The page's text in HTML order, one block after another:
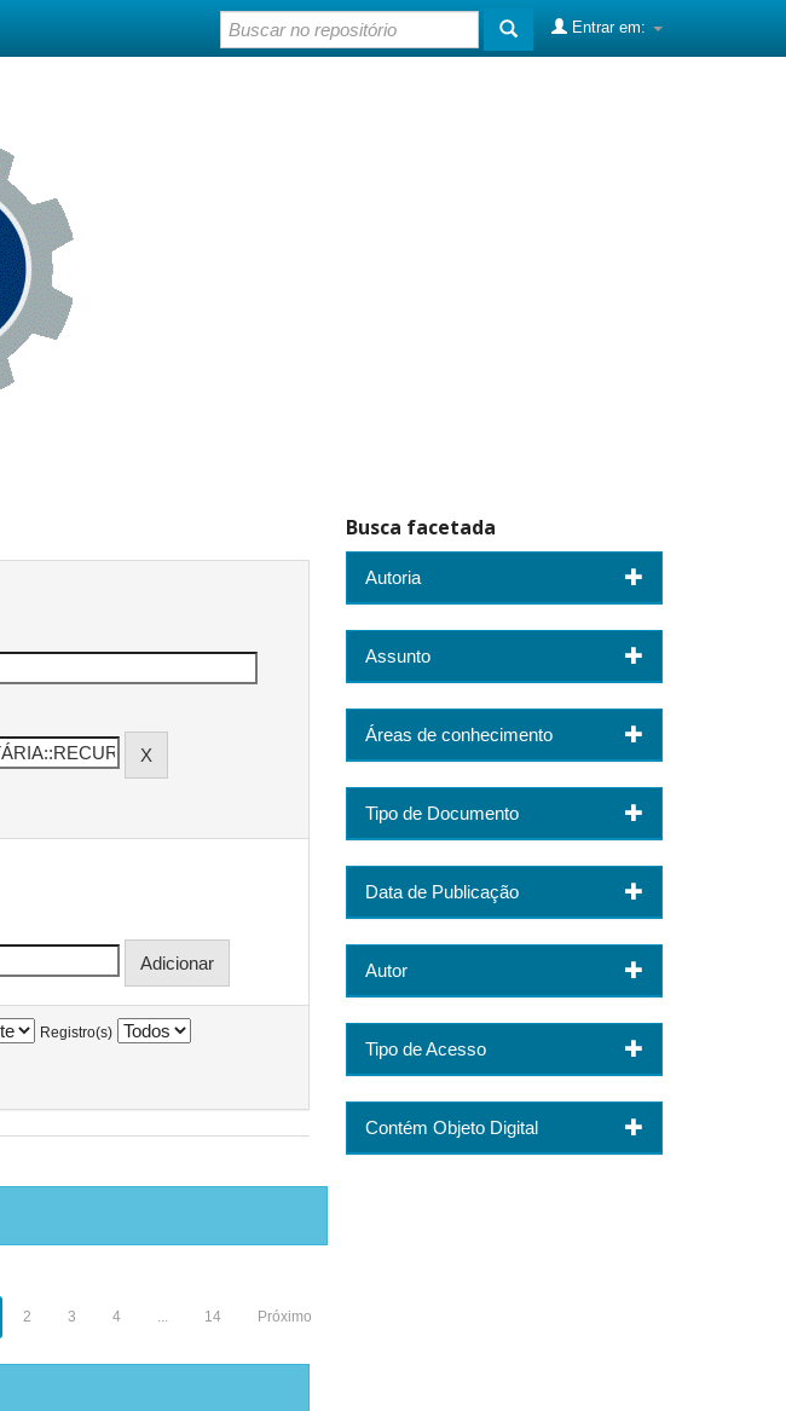
Entrar em:
Registro(s)
2 3 4 ... 14 Próximo
Busca facetada
Autoria
Assunto
Áreas de conhecimento
Tipo de Documento
Data de Publicação
Autor
Tipo de Acesso
Contém Objeto Digital